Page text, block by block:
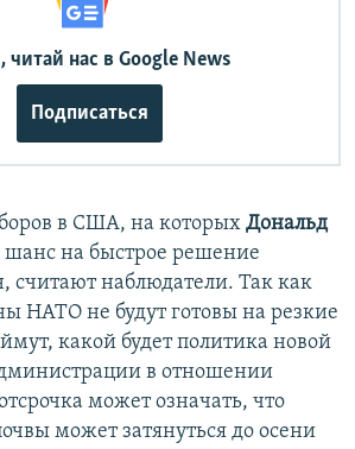
нас в Google News
Подписаться
в США, на которых Дональд
на быстрое решение
считают наблюдатели. Так как
НАТО не будут готовы на резкие
какой будет политика новой
в отношении
может означать, что
может затянуться до осени